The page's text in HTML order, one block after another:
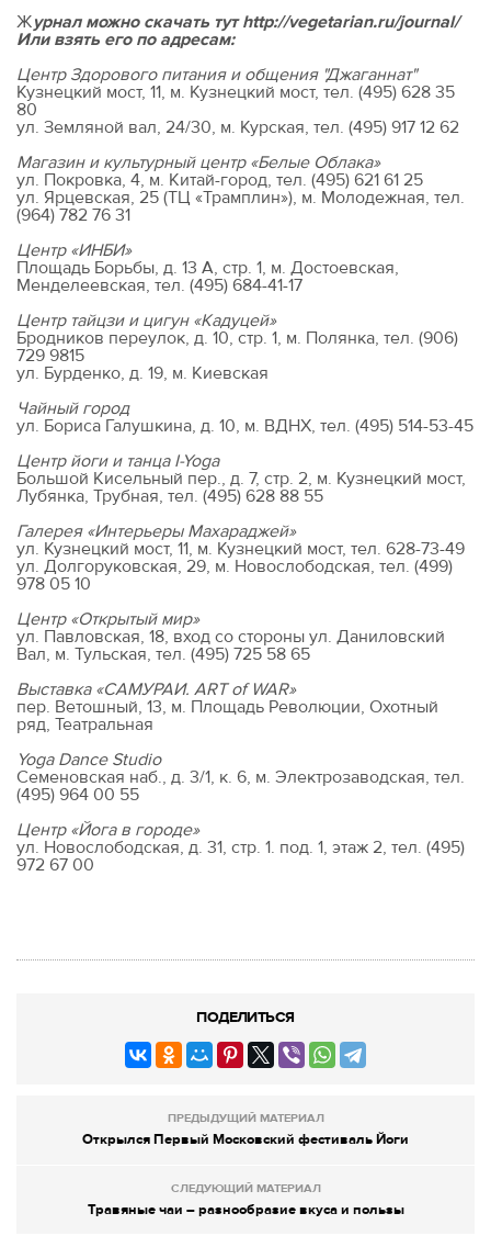
Журнал можно скачать тут http://vegetarian.ru/journal/
Или взять его по адресам:
Центр Здорового питания и общения "Джаганнат"
Кузнецкий мост, 11, м. Кузнецкий мост, тел. (495) 628 35
80
ул. Земляной вал, 24/30, м. Курская, тел. (495) 917 12 62
Магазин и культурный центр «Белые Облака»
ул. Покровка, 4, м. Китай-город, тел. (495) 621 61 25
ул. Ярцевская, 25 (ТЦ «Трамплин»), м. Молодежная, тел.
(964) 782 76 31
Центр «ИНБИ»
Площадь Борьбы, д. 13 А, стр. 1, м. Достоевская,
Менделеевская, тел. (495) 684-41-17
Центр тайцзи и цигун «Кадуцей»
Бродников переулок, д. 10, стр. 1, м. Полянка, тел. (906)
729 9815
ул. Бурденко, д. 19, м. Киевская
Чайный город
ул. Бориса Галушкина, д. 10, м. ВДНХ, тел. (495) 514-53-45
Центр йоги и танца I-Yoga
Большой Кисельный пер., д. 7, стр. 2, м. Кузнецкий мост,
Лубянка, Трубная, тел. (495) 628 88 55
Галерея «Интерьеры Махараджей»
ул. Кузнецкий мост, 11, м. Кузнецкий мост, тел. 628-73-49
ул. Долгоруковская, 29, м. Новослободская, тел. (499)
978 05 10
Центр «Открытый мир»
ул. Павловская, 18, вход со стороны ул. Даниловский
Вал, м. Тульская, тел. (495) 725 58 65
Выставка «САМУРАИ. ART of WAR»
пер. Ветошный, 13, м. Площадь Революции, Охотный
ряд, Театральная
Yoga Dance Studio
Семеновская наб., д. 3/1, к. 6, м. Электрозаводская, тел.
(495) 964 00 55
Центр «Йога в городе»
ул. Новослободская, д. 31, стр. 1. под. 1, этаж 2, тел. (495)
972 67 00
ПОДЕЛИТЬСЯ
ПРЕДЫДУЩИЙ МАТЕРИАЛ
Открылся Первый Московский фестиваль Йоги
СЛЕДУЮЩИЙ МАТЕРИАЛ
Травяные чаи – разнообразие вкуса и пользы